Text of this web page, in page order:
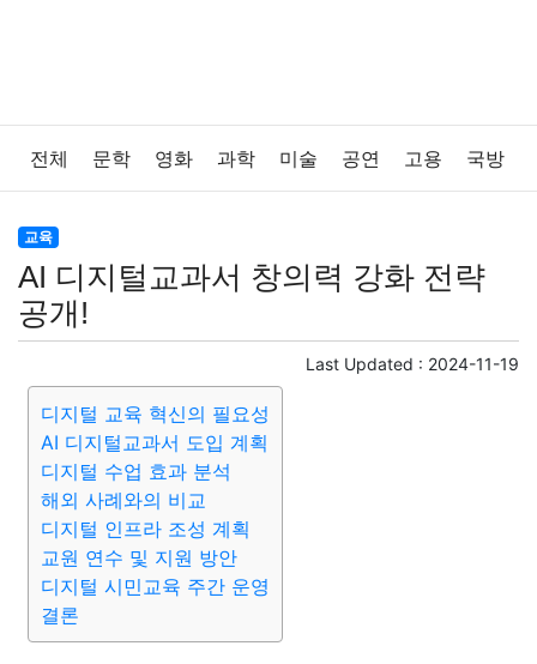
전체 문학 영화 과학 미술 공연 고용 국방
법률
보건 질병 가요 방송 일상 주식 암호화폐
반려동물 패션 미용
증권 인테리어 요리 상품리뷰
게임 스포츠 사진
맛집 IT 컴퓨터 기술
의료
교육
AI 디지털교과서 창의력 강화 전략
공개!
Last Updated : 2024-11-19
디지털 교육 혁신의 필요성
AI 디지털교과서 도입 계획
디지털 수업 효과 분석
해외 사례와의 비교
디지털 인프라 조성 계획
교원 연수 및 지원 방안
디지털 시민교육 주간 운영
결론